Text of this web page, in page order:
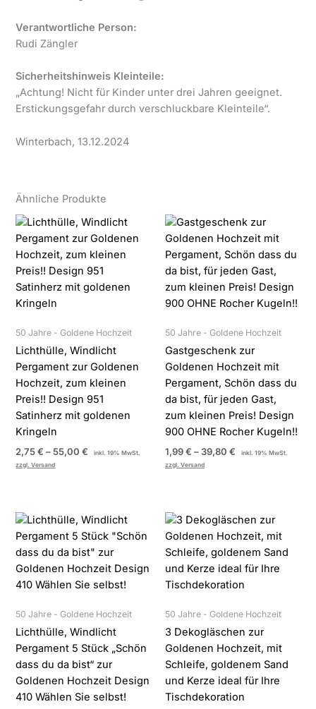
Verantwortliche Person:
Rudi Zängler
Sicherheitshinweis Kleinteile:
„Achtung! Nicht für Kinder unter drei Jahren geeignet.
Erstickungsgefahr durch verschluckbare Kleinteile“.
Winterbach, 13.12.2024
Ähnliche Produkte
50 Jahre - Goldene Hochzeit
Lichthülle, Windlicht
Pergament zur Goldenen
Hochzeit, zum kleinen
Preis!! Design 951
Satinherz mit goldenen
Kringeln
2,75€ –55,00€
Preisspanne:
2,75 €
bis
55,00 €
inkl. 19% MwSt.
zzgl. Versand
50 Jahre - Goldene Hochzeit
Gastgeschenk zur
Goldenen Hochzeit mit
Pergament, Schön dass du
da bist, für jeden Gast,
zum kleinen Preis! Design
900 OHNE Rocher Kugeln!!
1,99€ –39,80 €
Preisspanne:
1,99 €
bis
39,80 €
inkl. 19% MwSt.
zzgl. Versand
50 Jahre - Goldene Hochzeit
Lichthülle, Windlicht
Pergament 5 Stück „Schön
dass du da bist“ zur
Goldenen Hochzeit Design
410 Wählen Sie selbst!
Preisspanne:
bis
40,00 €
50 Jahre - Goldene Hochzeit
3 Dekogläschen zur
Goldenen Hochzeit, mit
Schleife, goldenem Sand
und Kerze ideal für Ihre
Tischdekoration